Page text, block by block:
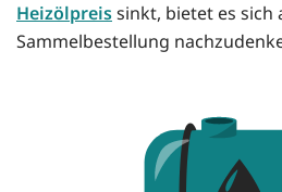
Heizölpreissinkt, bietet es sich
Sammelbestellung